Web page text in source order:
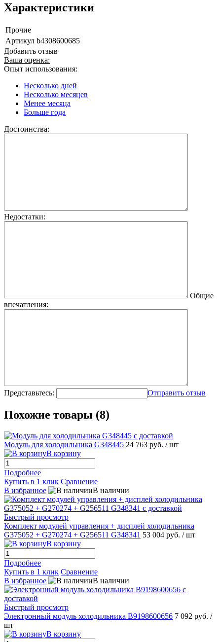
Характеристики
Прочие
Артикул b4308600685
Добавить отзыв
Ваша оценка:
Опыт использования:
Несколько дней
Несколько месяцев
Менее месяца
Больше года
Достоинства:
Недостатки:
Общие
впечатления:
Представьтесь: Отправить отзыв
Похожие товары (8)
Модуль для холодильника G348445 24 763 руб. / шт
В корзину
Подробнее
Купить в 1 клик Сравнение
В избранное
В наличии
Быстрый просмотр
Комплект модулей управления + дисплей холодильника
G375052 + G270274 + G256511 G348341 53 004 руб. / шт
В корзину
Подробнее
Купить в 1 клик Сравнение
В избранное
В наличии
Быстрый просмотр
Электронный модуль холодильника B9198600656 7 092 руб. /
шт
В корзину